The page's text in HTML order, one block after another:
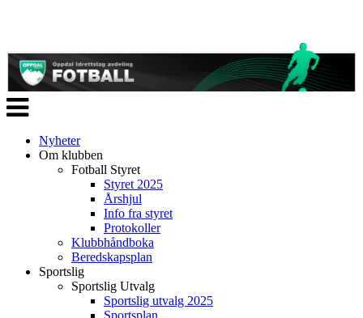
Veksle
navigasjon
Nyheter
Om klubben
Fotball Styret
Styret 2025
Årshjul
Info fra styret
Protokoller
Klubbhåndboka
Beredskapsplan
Sportslig
Sportslig Utvalg
Sportslig utvalg 2025